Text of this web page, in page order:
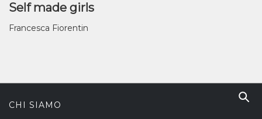
Self made girls
Francesca Fiorentin
CHI SIAMO